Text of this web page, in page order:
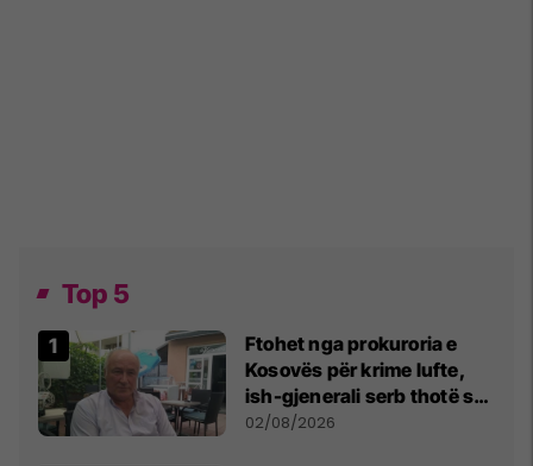
Top 5
Ftohet nga prokuroria e
Kosovës për krime lufte,
ish-gjenerali serb thotë se
dikush e tradhtoi në
02/08/2026